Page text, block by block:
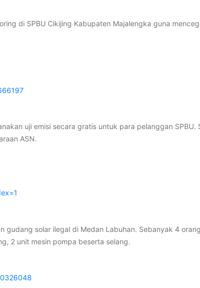
di SPBU Cikijing Kabupaten Majalengka guna
uji emisi secara gratis untuk para pelanggan
ASN.
gudang solar ilegal di Medan Labuhan. Sebanyak 4
2 unit mesin pompa beserta selang.